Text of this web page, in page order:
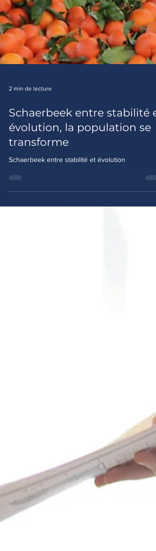
Schaerbeek entre stabilité
évolution, la population se
transforme